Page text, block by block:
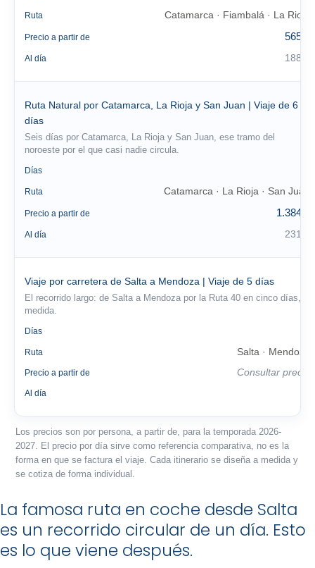
Ruta Catamarca · Fiambalá · La Rioja
Precio a partir de 565 €
Al día 188 €
Ruta Natural por Catamarca, La Rioja y San Juan | Viaje de 6
días
Seis días por Catamarca, La Rioja y San Juan, ese tramo del
noroeste por el que casi nadie circula.
Días
Ruta Catamarca · La Rioja · San Juan
Precio a partir de 1.384 €
Al día 231 €
Viaje por carretera de Salta a Mendoza | Viaje de 5 días
El recorrido largo: de Salta a Mendoza por la Ruta 40 en cinco días, a
medida.
Días
Ruta Salta · Mendoza
Precio a partir de Consultar precio
Al día
Los precios son por persona, a partir de, para la temporada 2026-
2027. El precio por día sirve como referencia comparativa, no es la
forma en que se factura el viaje. Cada itinerario se diseña a medida y
se cotiza de forma individual.
La famosa ruta en coche desde Salta
es un recorrido circular de un día. Esto
es lo que viene después.